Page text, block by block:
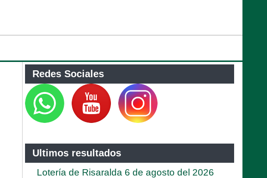
Redes Sociales
Ultimos resultados
Lotería de Risaralda 6 de agosto del 2026